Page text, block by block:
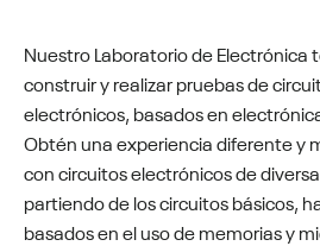
Nuestro Laboratorio de Electrónica
construir y realizar pruebas de
electrónicos, basados en
Obtén una experiencia diferente y
con circuitos electrónicos de
partiendo de los circuitos básicos,
basados en el uso de memorias y